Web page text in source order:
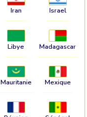
Iran Israel
Libye Madagascar
Mauritanie Mexique